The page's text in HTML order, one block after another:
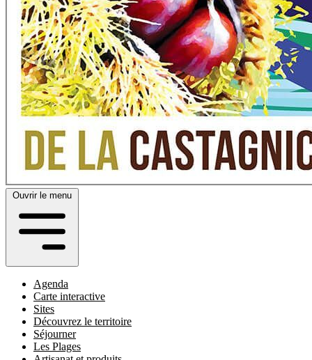
Ouvrir le menu
Agenda
Carte interactive
Sites
Découvrez le territoire
Séjourner
Les Plages